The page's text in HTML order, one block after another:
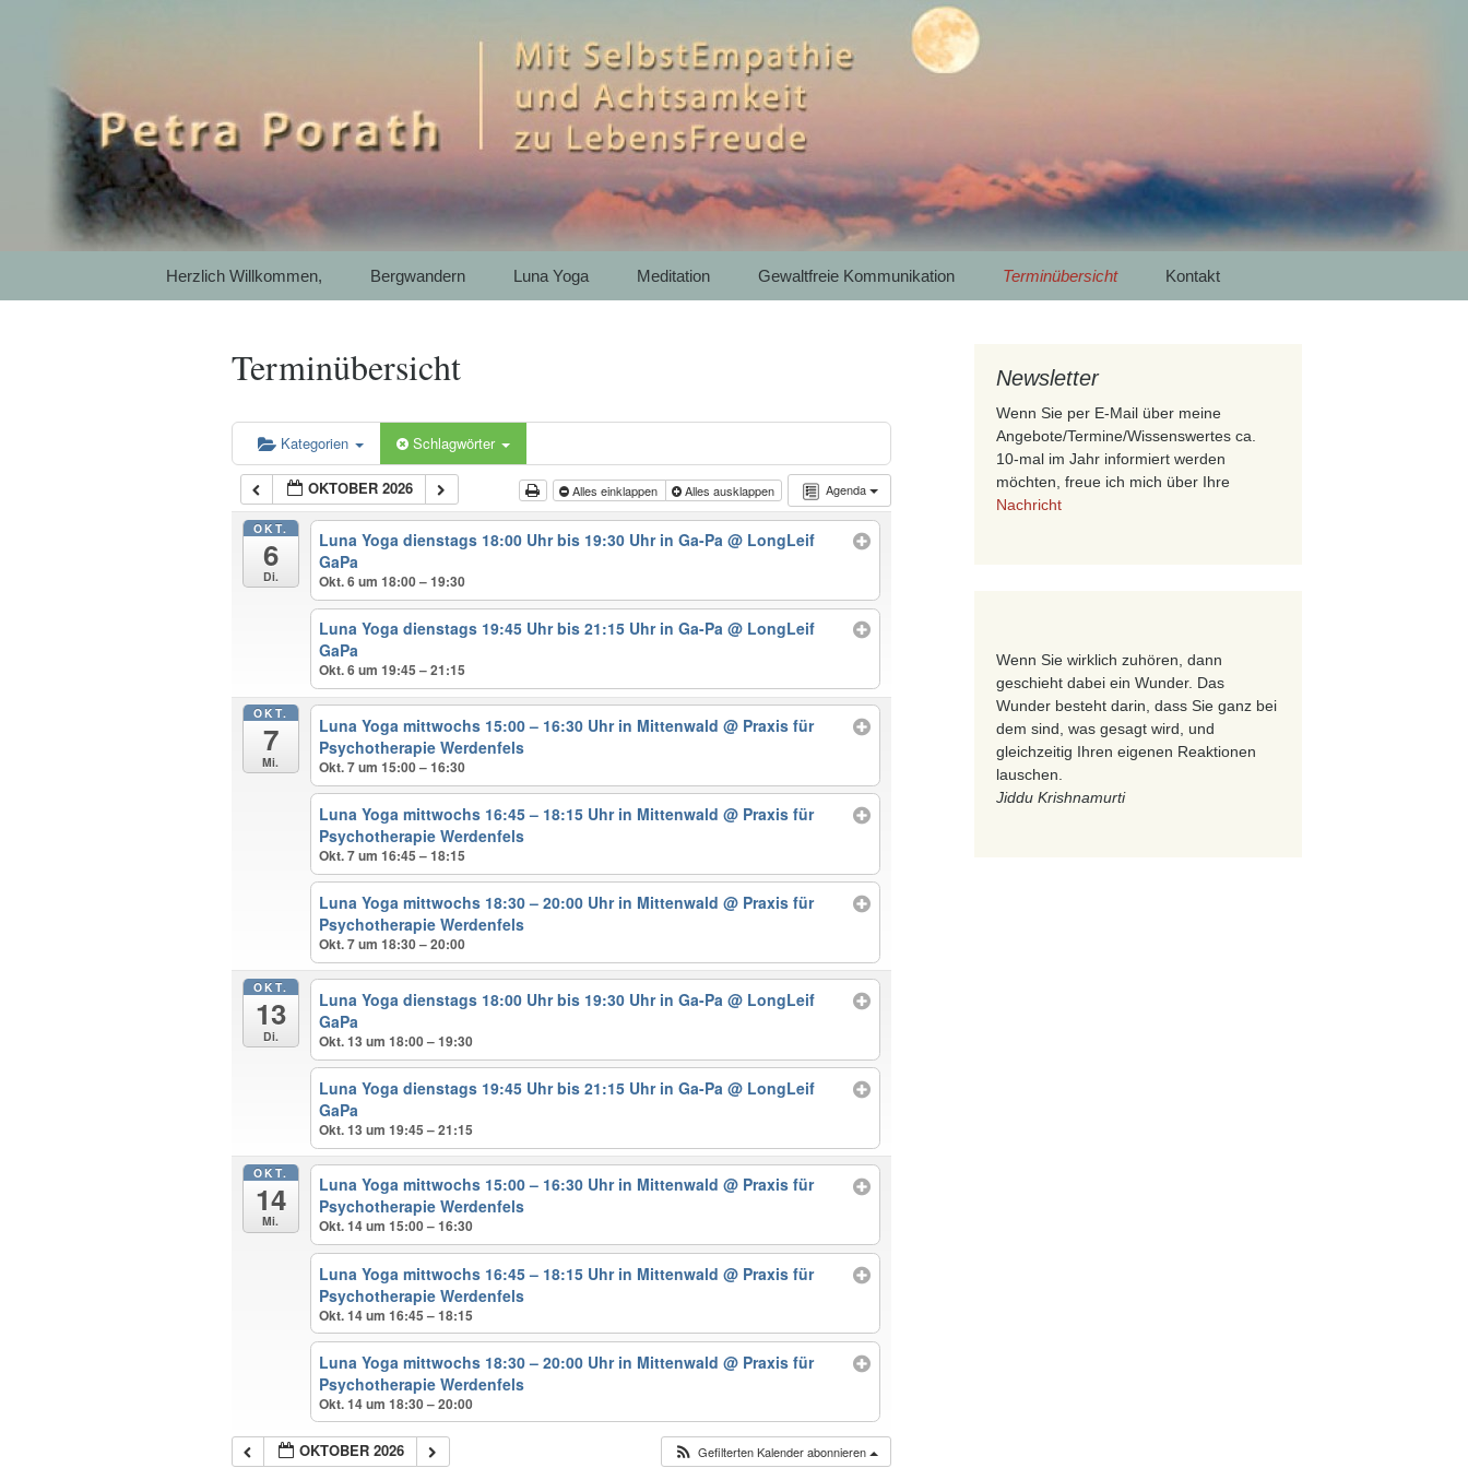
Petra Porath – Bergwandern Luna Yoga
Gewaltfreie Kommunikation Meditation in
Garmisch-Partenkirchen
Herzlich Willkommen, Bergwandern Luna Yoga Meditation Gewaltfreie Kommunikation Terminübersicht Kontakt
Terminübersicht
Kategorien Schlagwörter
Agenda
OKTOBER 2026 Alles einklappen Alles ausklappen
OKT.
6
Di.
Luna Yoga dienstags 18:00 Uhr bis 19:30 Uhr in Ga-Pa@ LongLeif
GaPa
Okt. 6 um 18:00 – 19:30
Luna Yoga dienstags 19:45 Uhr bis 21:15 Uhr in Ga-Pa@ LongLeif
GaPa
Okt. 6 um 19:45 – 21:15
OKT.
7
Mi.
Luna Yoga mittwochs 15:00 – 16:30 Uhr in Mittenwald@ Praxis für
Psychotherapie Werdenfels
Okt. 7 um 15:00 – 16:30
Luna Yoga mittwochs 16:45 – 18:15 Uhr in Mittenwald@ Praxis für
Psychotherapie Werdenfels
Okt. 7 um 16:45 – 18:15
Luna Yoga mittwochs 18:30 – 20:00 Uhr in Mittenwald@ Praxis für
Psychotherapie Werdenfels
Okt. 7 um 18:30 – 20:00
OKT.
13
Di.
Luna Yoga dienstags 18:00 Uhr bis 19:30 Uhr in Ga-Pa@ LongLeif
GaPa
Okt. 13 um 18:00 – 19:30
Luna Yoga dienstags 19:45 Uhr bis 21:15 Uhr in Ga-Pa@ LongLeif
GaPa
Okt. 13 um 19:45 – 21:15
OKT.
14
Mi.
Luna Yoga mittwochs 15:00 – 16:30 Uhr in Mittenwald@ Praxis für
Psychotherapie Werdenfels
Okt. 14 um 15:00 – 16:30
Luna Yoga mittwochs 16:45 – 18:15 Uhr in Mittenwald@ Praxis für
Psychotherapie Werdenfels
Okt. 14 um 16:45 – 18:15
Luna Yoga mittwochs 18:30 – 20:00 Uhr in Mittenwald@ Praxis für
Psychotherapie Werdenfels
Okt. 14 um 18:30 – 20:00
OKTOBER 2026 Gefilterten Kalender abonnieren
Newsletter
Wenn Sie per E-Mail über meine
Angebote/Termine/Wissenswertes ca.
10-mal im Jahr informiert werden
möchten, freue ich mich über Ihre
Nachricht
Wenn Sie wirklich zuhören, dann
geschieht dabei ein Wunder. Das
Wunder besteht darin, dass Sie ganz bei
dem sind, was gesagt wird, und
gleichzeitig Ihren eigenen Reaktionen
lauschen.
Jiddu Krishnamurti